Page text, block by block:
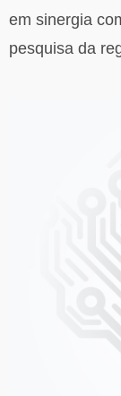
em sinergia
pesquisa da